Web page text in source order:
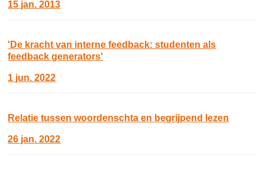
15 jan. 2013
'De kracht van interne feedback: studenten als
feedback generators'
1 jun. 2022
Relatie tussen woordenschta en begrijpend lezen
26 jan. 2022